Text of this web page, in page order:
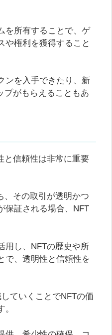
を所有することで、ゲ
や権利を獲得すること
ンを入手できたり、新
プがもらえることもあ
と信頼性は非常に重要
、その取引が透明かつ
保証される場合、NFT
用し、NFTの歴史や所
で、透明性と信頼性を
ていくことでNFTの価